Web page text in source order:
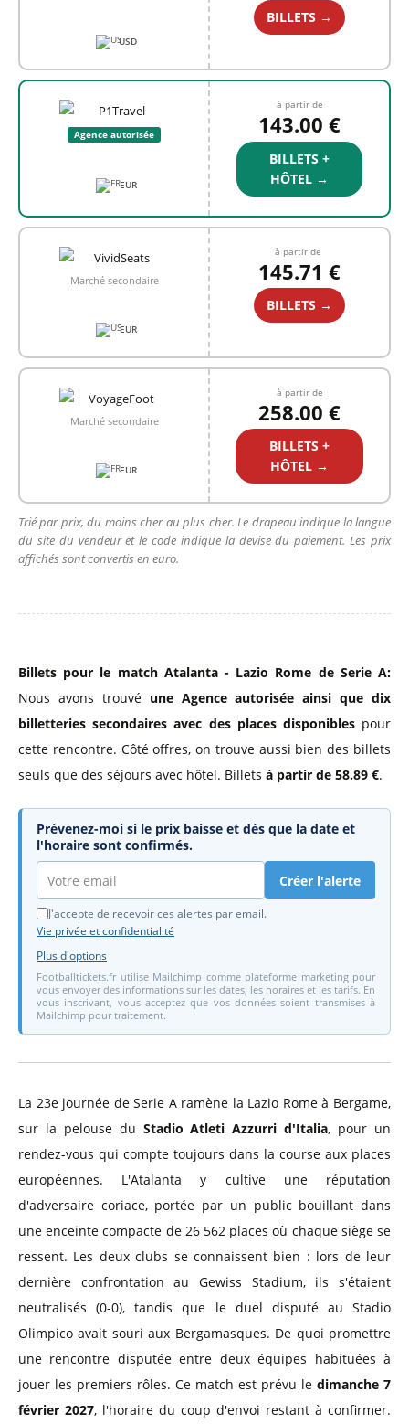
USD
BILLETS →
Agence autorisée
EUR
à partir de
143.00 €
BILLETS +
HÔTEL →
Marché secondaire
EUR
à partir de
145.71 €
BILLETS →
Marché secondaire
EUR
à partir de
258.00 €
BILLETS +
HÔTEL →
Trié par prix, du moins cher au plus cher. Le drapeau indique la langue
du site du vendeur et le code indique la devise du paiement. Les prix
affichés sont convertis en euro.
Billets pour le match Atalanta - Lazio Rome de Serie A:
Nous avons trouvé une Agence autorisée ainsi que dix
billetteries secondaires avec des places disponiblespour
cette rencontre. Côté offres, on trouve aussi bien des billets
seuls que des séjours avec hôtel. Billets à partir de 58.89 €.
Prévenez-moi si le prix baisse et dès que la date et
l'horaire sont confirmés.
Créer l'alerte
J'accepte de recevoir ces alertes par email.
Vie privée et confidentialité
Plus d'options
Footballtickets.fr utilise Mailchimp comme plateforme marketing pour
vous envoyer des informations sur les dates, les horaires et les tarifs. En
vous inscrivant, vous acceptez que vos données soient transmises à
Mailchimp pour traitement.
La 23e journée de Serie A ramène la Lazio Rome à Bergame,
sur la pelouse du Stadio Atleti Azzurri d'Italia, pour un
rendez-vous qui compte toujours dans la course aux places
européennes. L'Atalanta y cultive une réputation
d'adversaire coriace, portée par un public bouillant dans
une enceinte compacte de 26 562 places où chaque siège se
ressent. Les deux clubs se connaissent bien : lors de leur
dernière confrontation au Gewiss Stadium, ils s'étaient
neutralisés (0-0), tandis que le duel disputé au Stadio
Olimpico avait souri aux Bergamasques. De quoi promettre
une rencontre disputée entre deux équipes habituées à
jouer les premiers rôles. Ce match est prévu le dimanche 7
février 2027, l'horaire du coup d'envoi restant à confirmer.